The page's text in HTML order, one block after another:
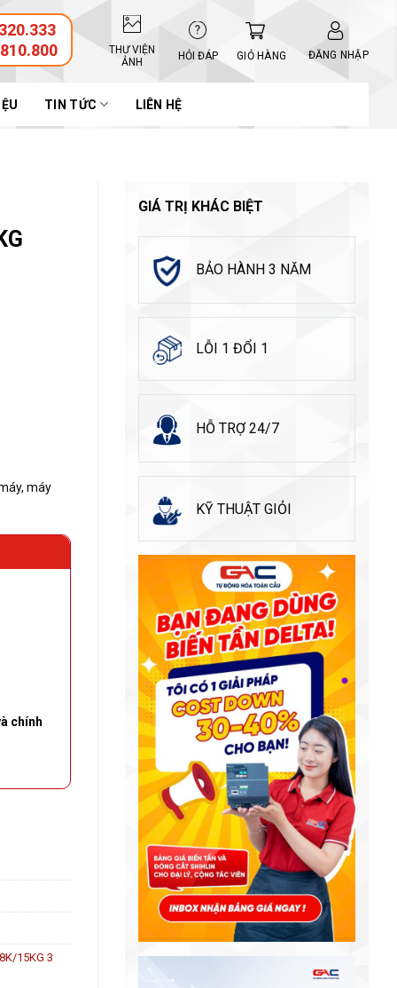
THƯ VIỆN
ẢNH
HỎI ĐÁP GIỎ HÀNG ĐĂNG NHẬP
TIN TỨC LIÊN HỆ
GIÁ TRỊ KHÁC BIỆT
BẢO HÀNH 3 NĂM
LỖI 1 ĐỔI 1
HỖ TRỢ 24/7
KỸ THUẬT GIỎI
máy
chính
15KG 3